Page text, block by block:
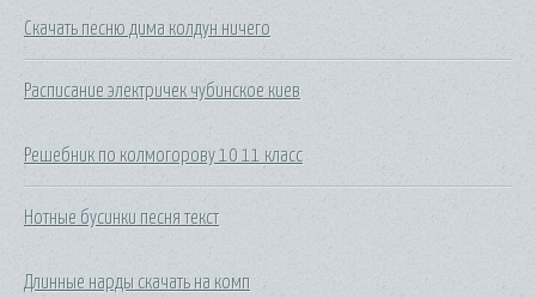
Скачать песню дима колдун ничего
Расписание электричек чубинское киев
Решебник по колмогорову 10 11 класс
Нотные бусинки песня текст
Длинные нарды скачать на комп